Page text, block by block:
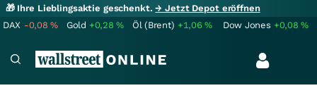
🎁 Ihre Lieblingsaktie geschenkt.→ Jetzt Depot eröffnen
DAX -0,08% Gold +0,28% Öl (Brent) +1,06% Dow Jones +0,08%